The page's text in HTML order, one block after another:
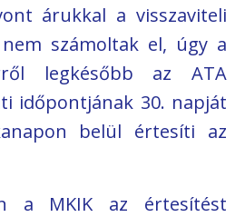
árukkal a visszaviteli
számoltak el, úgy a
legkésőbb az ATA
időpontjának 30. napját
belül értesíti az
a MKIK az értesítést